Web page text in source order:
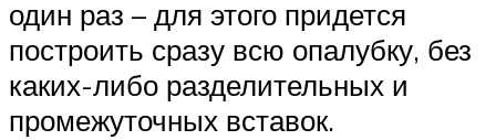
один раз – для этого придется
построить сразу всю опалубку, без
каких-либо разделительных и
промежуточных вставок.